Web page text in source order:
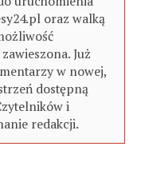
oraz walką
Już
w nowej,
dostępną
i
redakcji.